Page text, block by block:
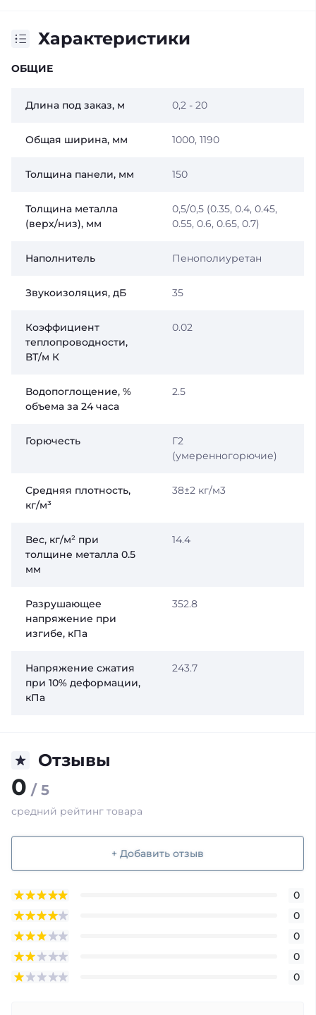
Характеристики
ОБЩИЕ
Длина под заказ, м 0,2 - 20
Общая ширина, мм 1000, 1190
Толщина панели, мм 150
Толщина металла
(верх/низ), мм
0,5/0,5 (0.35, 0.4, 0.45,
0.55, 0.6, 0.65, 0.7)
Наполнитель Пенополиуретан
Звукоизоляция, дБ 35
Коэффициент
теплопроводности,
ВТ/м К
0.02
Водопоглощение, %
объема за 24 часа
2.5
Горючесть
Г2
(умеренногорючие)
Средняя плотность,
кг/м³
38±2 кг/м3
Вес, кг/м² при
толщине металла 0.5
мм
14.4
Разрушающее
напряжение при
изгибе, кПа
352.8
Напряжение сжатия
при 10% деформации,
кПа
243.7
Отзывы
0 / 5
средний рейтинг товара
+ Добавить отзыв
0
0
0
0
0